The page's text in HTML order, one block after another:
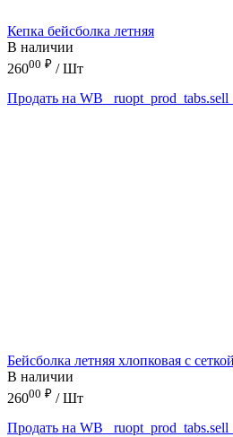
Кепка бейсболка летняя
В наличии
26000 ₽ / Шт
Продать на WB
Бейсболка летняя хлопковая с сеткой
В наличии
26000 ₽ / Шт
Продать на WB